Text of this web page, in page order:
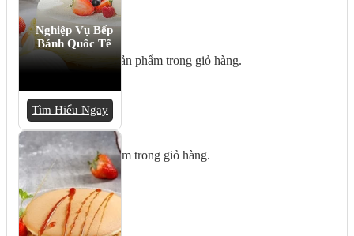
Chưa có sản phẩm trong giỏ hàng.
Giỏ hàng
Chưa có sản phẩm trong giỏ hàng.
Nghiệp Vụ Bếp
Bánh Quốc Tế
Tìm Hiểu Ngay